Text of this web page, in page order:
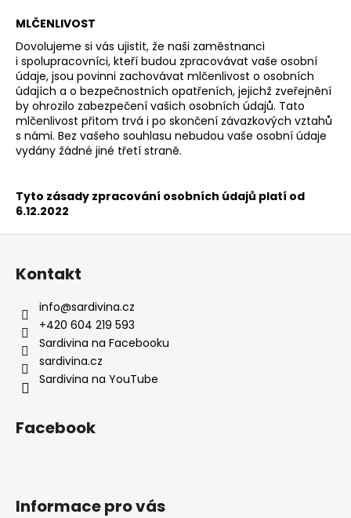
MLČENLIVOST
Dovolujeme si vás ujistit, že naši zaměstnanci
i spolupracovníci, kteří budou zpracovávat vaše osobní
údaje, jsou povinni zachovávat mlčenlivost o osobních
údajích a o bezpečnostních opatřeních, jejichž zveřejnění
by ohrozilo zabezpečení vašich osobních údajů. Tato
mlčenlivost přitom trvá i po skončení závazkových vztahů
s námi. Bez vašeho souhlasu nebudou vaše osobní údaje
vydány žádné jiné třetí straně.
Tyto zásady zpracování osobních údajů platí od
6.12.2022
Z
Kontakt
info@sardivina.cz
+420 604 219 593
Sardivina na Facebooku
sardivina.cz
Sardivina na YouTube
Facebook
Informace pro vás